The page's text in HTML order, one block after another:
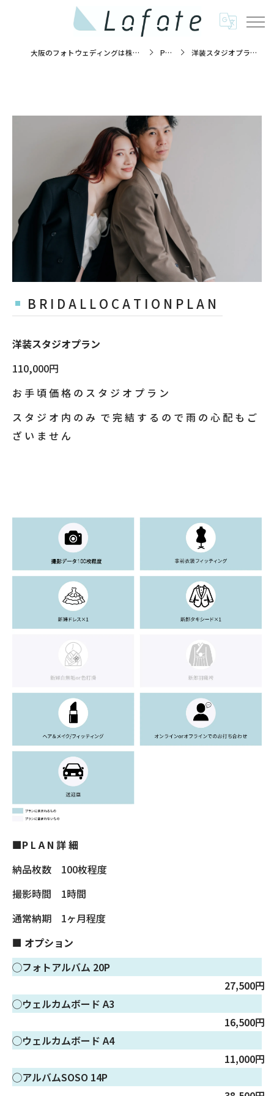
大阪のフォトウェディングは株式会社ラフエイト PLAN 洋装スタジオプラン110,000円
B R I D A L L O C A T I O N P L A N
洋装スタジオプラン
110,000円
お 手 頃 価 格 の ス タ ジ オ プ ラ ン
ス タ ジ オ 内 の み で 完 結 す る の で 雨 の 心 配 も ご
ざ い ま せ ん
■P L A N 詳 細
納品枚数 100枚程度
撮影時間 1時間
通常納期 1ヶ月程度
■ オプション
◯フォトアルバム 20P
27,500円
◯ウェルカムボード A3
16,500円
◯ウェルカムボード A4
11,000円
◯アルバムSOSO 14P